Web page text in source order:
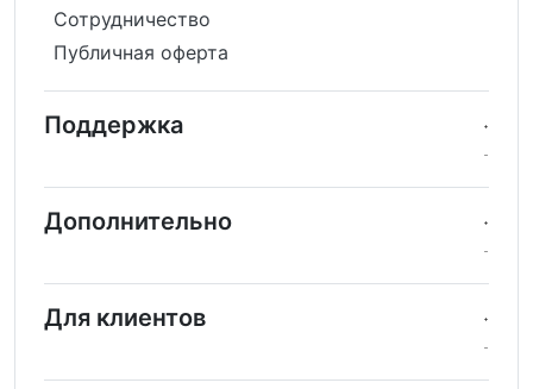
Сотрудничество
Публичная оферта
Поддержка
Дополнительно
Для клиентов